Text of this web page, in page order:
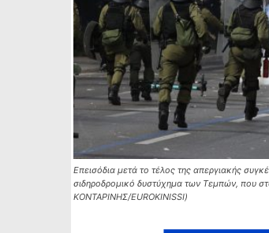
Επεισόδια μετά το τέλος της απεργιακής
σιδηροδρομικό δυστύχημα των Τεμπών, που
ΚΟΝΤΑΡΙΝΗΣ/EUROKINISSI)